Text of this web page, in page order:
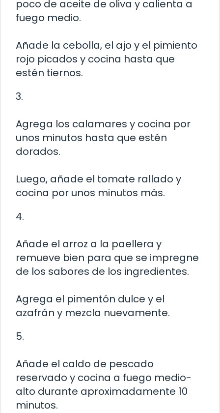
poco de aceite de oliva y calienta a
fuego medio.
Añade la cebolla, el ajo y el pimiento
rojo picados y cocina hasta que
estén tiernos.
3.
Agrega los calamares y cocina por
unos minutos hasta que estén
dorados.
Luego, añade el tomate rallado y
cocina por unos minutos más.
4.
Añade el arroz a la paellera y
remueve bien para que se impregne
de los sabores de los ingredientes.
Agrega el pimentón dulce y el
azafrán y mezcla nuevamente.
5.
Añade el caldo de pescado
reservado y cocina a fuego medio-
alto durante aproximadamente 10
minutos.